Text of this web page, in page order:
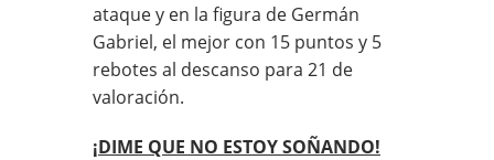
ataque y en la figura de Germán
Gabriel, el mejor con 15 puntos y 5
rebotes al descanso para 21 de
valoración.
¡DIME QUE NO ESTOY SOÑANDO!